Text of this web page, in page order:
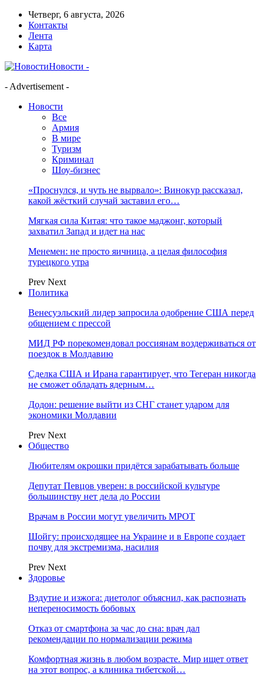
Четверг, 6 августа, 2026
Контакты
Лента
Карта
Новости -
- Advertisement -
Новости
Все
Армия
В мире
Туризм
Криминал
Шоу-бизнес
«Проснулся, и чуть не вырвало»: Винокур рассказал,
какой жёсткий случай заставил его…
Мягкая сила Китая: что такое маджонг, который
захватил Запад и идет на нас
Менемен: не просто яичница, а целая философия
турецкого утра
Prev Next
Политика
Венесуэльский лидер запросила одобрение США перед
общением с прессой
МИД РФ порекомендовал россиянам воздерживаться от
поездок в Молдавию
Сделка США и Ирана гарантирует, что Тегеран никогда
не сможет обладать ядерным…
Додон: решение выйти из СНГ станет ударом для
экономики Молдавии
Prev Next
Общество
Любителям окрошки придётся зарабатывать больше
Депутат Певцов уверен: в российской культуре
большинству нет дела до России
Врачам в России могут увеличить МРОТ
Шойгу: происходящее на Украине и в Европе создает
почву для экстремизма, насилия
Prev Next
Здоровье
Вздутие и изжога: диетолог объяснил, как распознать
непереносимость бобовых
Отказ от смартфона за час до сна: врач дал
рекомендации по нормализации режима
Комфортная жизнь в любом возрасте. Мир ищет ответ
на этот вопрос, а клиника тибетской…